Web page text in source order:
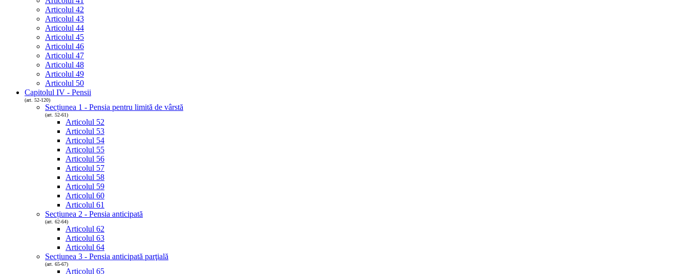
Articolul 42
Articolul 43
Articolul 44
Articolul 45
Articolul 46
Articolul 47
Articolul 48
Articolul 49
Articolul 50
Capitolul IV - Pensii
(art. 52-120)
Secțiunea 1 - Pensia pentru limită de vârstă
(art. 52-61)
Articolul 52
Articolul 53
Articolul 54
Articolul 55
Articolul 56
Articolul 57
Articolul 58
Articolul 59
Articolul 60
Articolul 61
Secțiunea 2 - Pensia anticipată
(art. 62-64)
Articolul 62
Articolul 63
Articolul 64
Secțiunea 3 - Pensia anticipată parţială
(art. 65-67)
Articolul 65